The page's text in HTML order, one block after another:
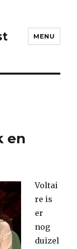
MENU
en
Voltai
re is
er
nog
duizel